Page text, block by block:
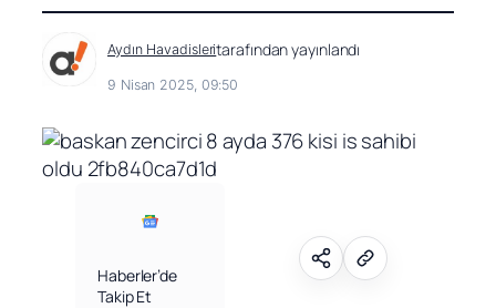
Aydın Havadisleritarafından yayınlandı
9 Nisan 2025, 09:50
Haberler’de
Takip Et